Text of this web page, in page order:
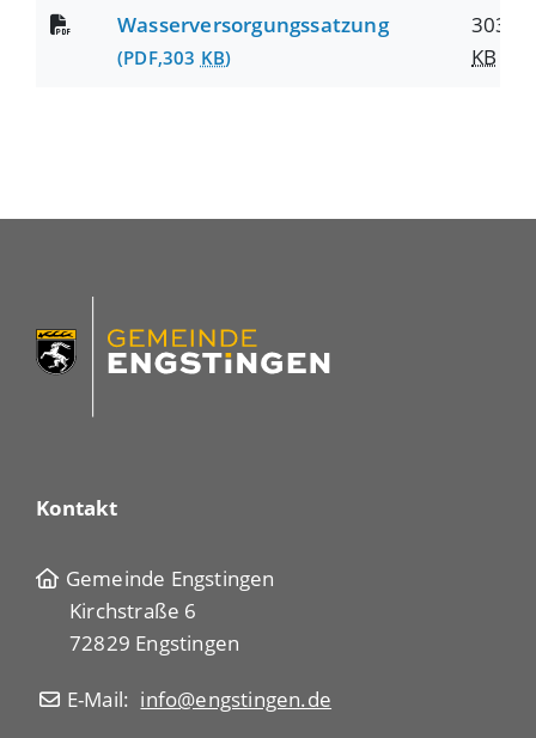
Wasserversorgungssatzung
(PDF,303 KB)
303
KB
Kontakt
Gemeinde Engstingen
Kirchstraße 6
72829 Engstingen
E-Mail: info@engstingen.de